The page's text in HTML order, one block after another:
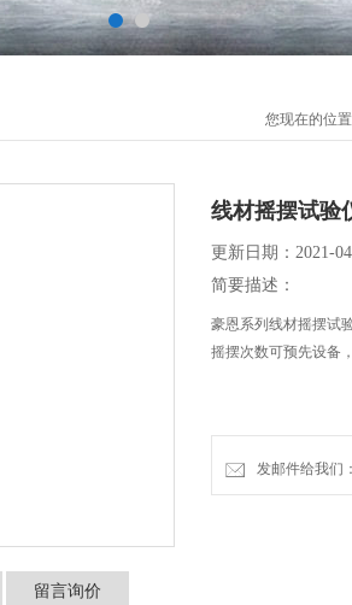
您现在的位置
线材摇摆试验
更新日期：2021-
简要描述：
豪恩系列线材摇摆试
摇摆次数可预先设备
发邮件给我们
留言询价